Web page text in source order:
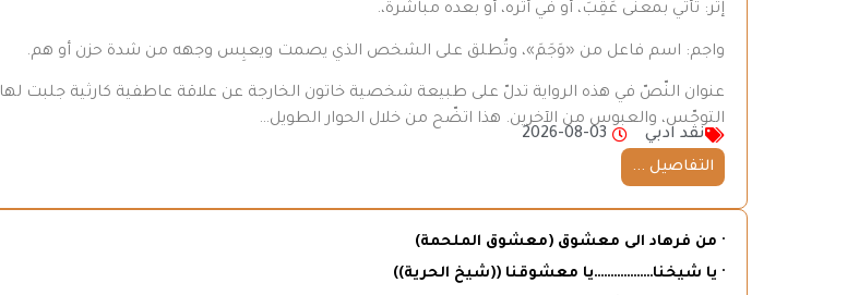
إثر: تأتي بمعنى عَقِبَ، أو في أثره، أو بعده مباشرة،.
واجم: اسم فاعل من «وَجَمَ»، وتُطلق على الشخص الذي يصمت ويعبِس وجهه من شدة حزن أو هم.
عنوان النّصّ في هذه الرواية تدلّ على طبيعة شخصية خاتون الخارجة عن علاقة عاطفية كارثية جلبت لها
التوجّس، والعبوس من الآخرين. هذا اتضّح من خلال الحوار الطويل…
نقد ادبي
2026-08-03
التفاصيل ...
· من فرهاد الى معشوق (معشوق الملحمة)
· يا شيخنا………………يا معشوقنا ((شيخ الحرية))